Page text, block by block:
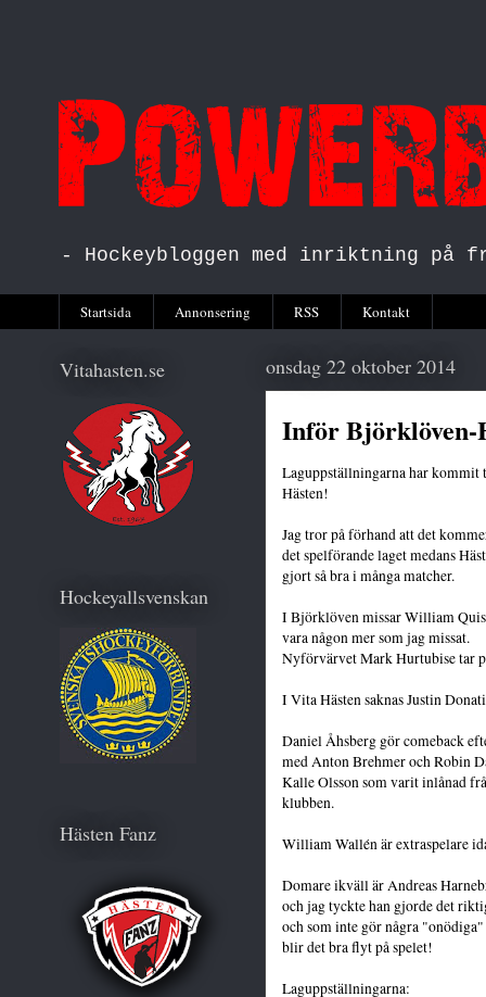
- Hockeybloggen med inriktning på
Startsida Annonsering RSS Kontakt
onsdag 22 oktober 2014
Inför Björklöven-
Laguppställningarna har
Hästen!
Jag tror på förhand att det
det spelförande laget medans
gjort så bra i många matcher.
I Björklöven missar William
vara någon mer som jag missat.
Nyförvärvet Mark Hurtubise tar
I Vita Hästen saknas Justin
Daniel Åhsberg gör comeback
med Anton Brehmer och Robin
Kalle Olsson som varit inlånad
klubben.
William Wallén är extraspelare
Domare ikväll är Andreas
och jag tyckte han gjorde det
och som inte gör några
blir det bra flyt på spelet!
Laguppställningarna:
Vitahasten.se
Hockeyallsvenskan
Hästen Fanz